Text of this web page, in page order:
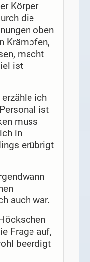
Körper
die
oben
Krämpfen,
macht
ist
ich
ist
muss
in
erübrigt
auch war.
Frage auf,
beerdigt